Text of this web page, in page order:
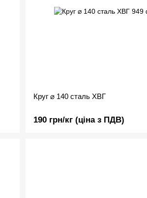
Круг ⌀ 140 сталь ХВГ
190 грн/кг (ціна з ПДВ)